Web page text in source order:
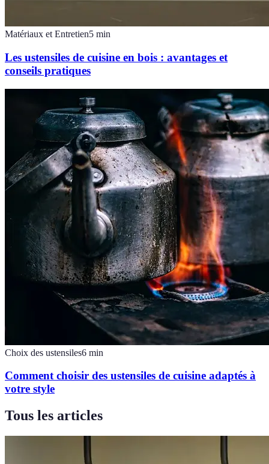
Matériaux et Entretien5 min
Les ustensiles de cuisine en bois : avantages et
conseils pratiques
Choix des ustensiles6 min
Comment choisir des ustensiles de cuisine adaptés à
votre style
Tous les articles